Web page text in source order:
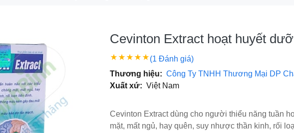
Cevinton Extract hoạt huyết
(1 Đánh giá)
Thương hiệu: Công Ty TNHH Thương Mại DP
Xuất xứ: Việt Nam
Cevinton Extract dùng cho người thiểu năng tuần
mặt, mất ngủ, hay quên, suy nhược thần kinh, rối